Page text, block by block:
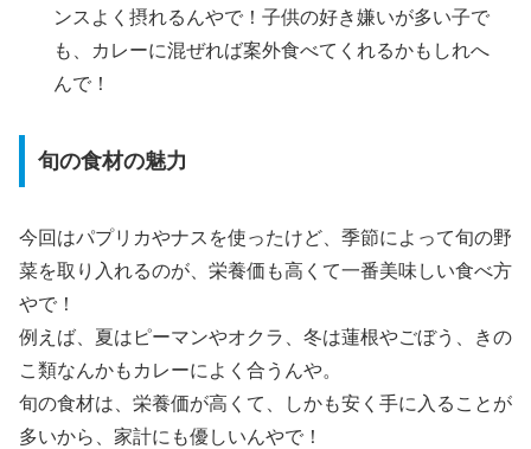
ンスよく摂れるんやで！子供の好き嫌いが多い子で
も、カレーに混ぜれば案外食べてくれるかもしれへ
んで！
旬の食材の魅力
今回はパプリカやナスを使ったけど、季節によって旬の野
菜を取り入れるのが、栄養価も高くて一番美味しい食べ方
やで！
例えば、夏はピーマンやオクラ、冬は蓮根やごぼう、きの
こ類なんかもカレーによく合うんや。
旬の食材は、栄養価が高くて、しかも安く手に入ることが
多いから、家計にも優しいんやで！